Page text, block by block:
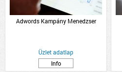
Adwords Kampány Menedzser
Üzlet adatlap
Info